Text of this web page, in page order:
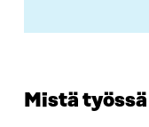
Mistä